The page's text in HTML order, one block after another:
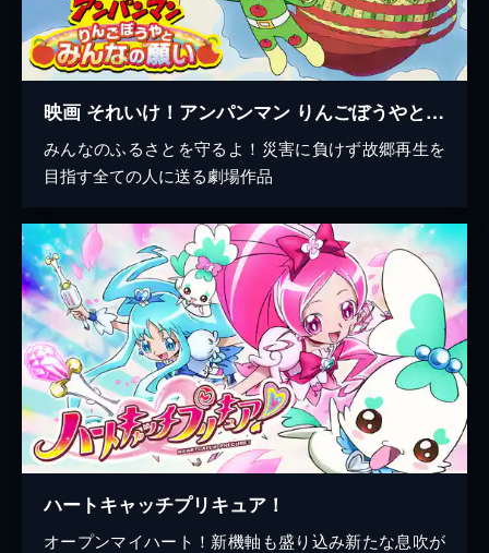
映画 それいけ！アンパンマン りんごぼうやとみんなの願い
みんなのふるさとを守るよ！災害に負けず故郷再生を
目指す全ての人に送る劇場作品
ハートキャッチプリキュア！
オープンマイハート！新機軸も盛り込み新たな息吹が